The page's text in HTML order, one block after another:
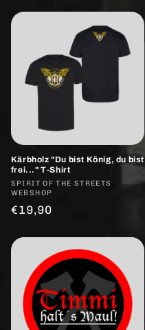
Kärbholz "Du bist König, du bist
frei..." T-Shirt
Anbieter:
SPIRIT OF THE STREETS
WEBSHOP
Normaler
€19,90